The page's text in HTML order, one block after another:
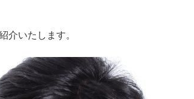
介いたします。